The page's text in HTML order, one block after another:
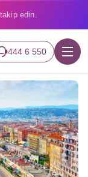
edin.
444 6 550